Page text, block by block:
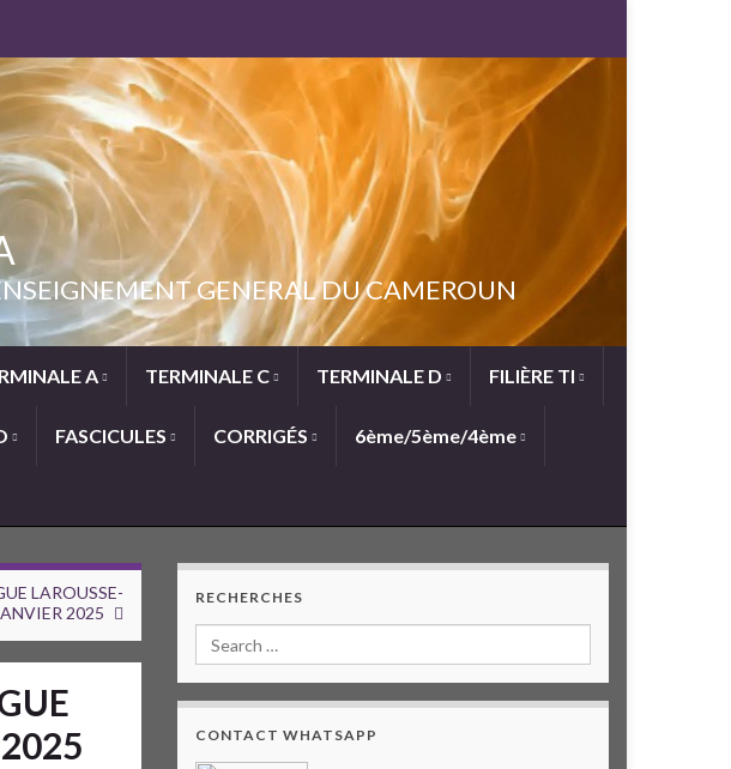
GENERAL DU CAMEROUN
A TERMINALE C TERMINALE D FILIÈRE TI
FASCICULES CORRIGÉS 6ème/5ème/4ème
LAROUSSE-
2025
RECHERCHES
CONTACT WHATSAPP